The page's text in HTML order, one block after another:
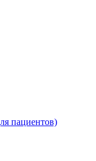
пациентов)